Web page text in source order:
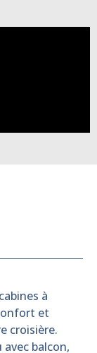
à
et
croisière.
balcon,